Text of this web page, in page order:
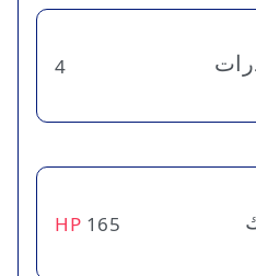
4
165
HP